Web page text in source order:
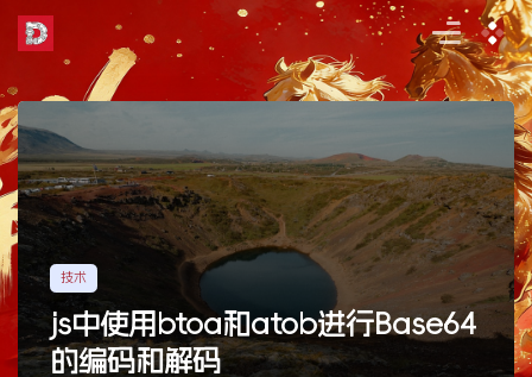
the
技术
js中使用btoa和atob进行Base64
的编码和解码